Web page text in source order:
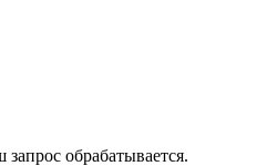
обрабатывается.